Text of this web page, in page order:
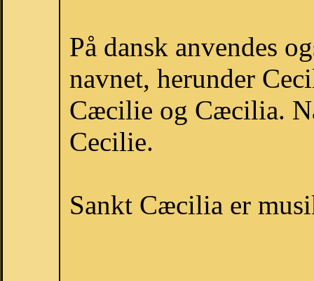
På dansk anvendes
navnet, herunder
Cæcilie og Cæcilia.
Cecilie.
Sankt Cæcilia er